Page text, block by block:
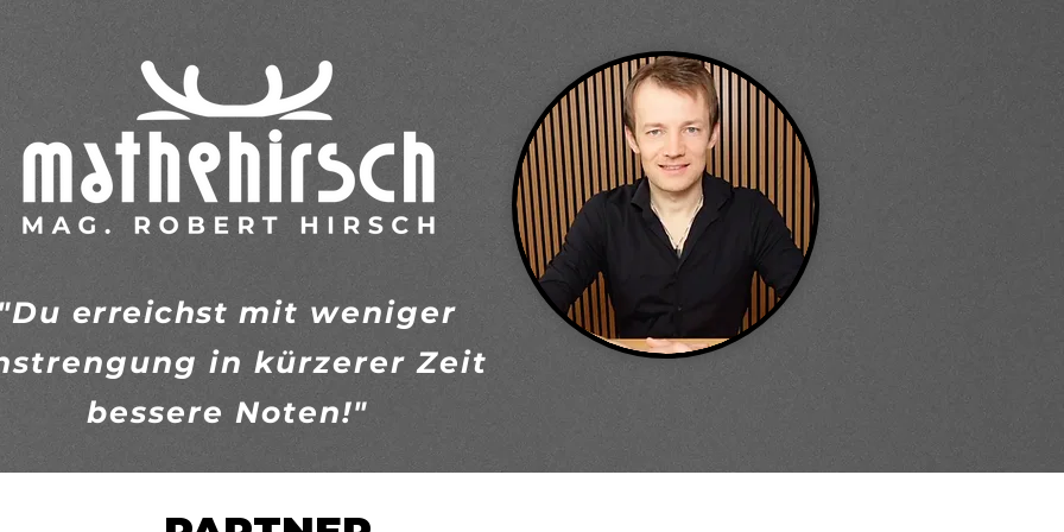
erreichst mit weniger
in kürzerer Zeit
bessere Noten!"